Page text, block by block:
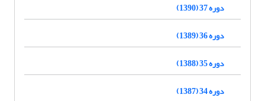
دوره 37 (1390)
دوره 36 (1389)
دوره 35 (1388)
دوره 34 (1387)